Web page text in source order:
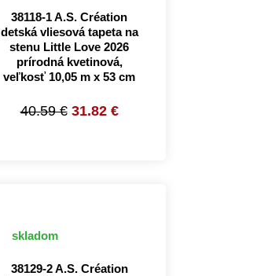
38118-1 A.S. Création
detská vliesová tapeta na
stenu Little Love 2026
prírodná kvetinová,
veľkosť 10,05 m x 53 cm
40.59 € 31.82 €
skladom
38129-2 A.S. Création